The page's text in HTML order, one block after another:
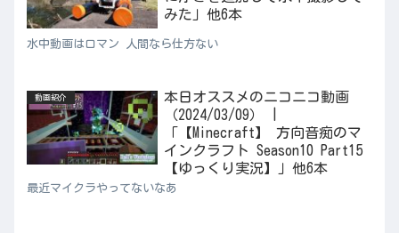
みた」他6本
水中動画はロマン 人間なら仕方ない
動画紹介
本日オススメのニコニコ動画
（2024/03/09） |
「【Minecraft】 方向音痴のマ
インクラフト Season10 Part15
【ゆっくり実況】」他6本
最近マイクラやってないなあ